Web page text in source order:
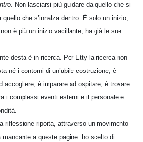
. Non lasciarsi più guidare da quello che si
che s’innalza dentro. È solo un inizio,
è più un inizio vacillante, ha già le sue
desta è in ricerca. Per Etty la ricerca non
né i contorni di un’abile costruzione, è
accogliere, è imparare ad ospitare, è trovare
i complessi eventi esterni e il personale e
riflessione riporta, attraverso un movimento
mancante a queste pagine: ho scelto di